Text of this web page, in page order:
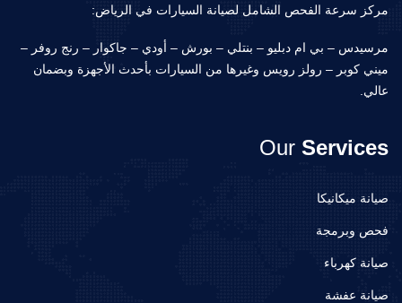
مركز سرعة الفحص الشامل لصيانة السيارات في الرياض:
مرسيدس – بي ام دبليو – بنتلي – بورش – أودي – جاكوار – رنج روفر –
ميني كوبر – رولز رويس وغيرها من السيارات بأحدث الأجهزة وبضمان
عالي.
Our Services
صيانة ميكانيكا
فحص وبرمجة
صيانة كهرباء
صيانة عفشة